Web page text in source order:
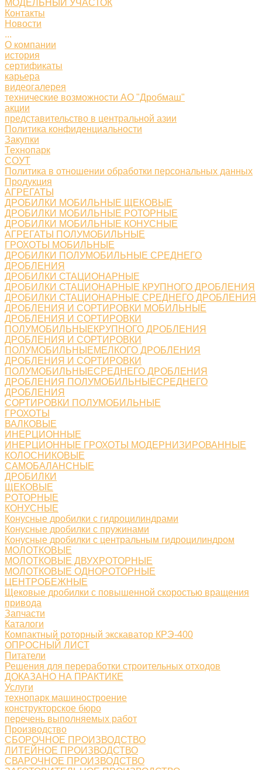
МОДЕЛЬНЫЙ УЧАСТОК
Контакты
Новости
...
О компании
история
сертификаты
карьера
видеогалерея
технические возможности АО "Дробмаш"
акции
представительство в центральной азии
Политика конфиденциальности
Закупки
Технопарк
СОУТ
Политика в отношении обработки персональных данных
Продукция
АГРЕГАТЫ
ДРОБИЛКИ МОБИЛЬНЫЕ ЩЕКОВЫЕ
ДРОБИЛКИ МОБИЛЬНЫЕ РОТОРНЫЕ
ДРОБИЛКИ МОБИЛЬНЫЕ КОНУСНЫЕ
АГРЕГАТЫ ПОЛУМОБИЛЬНЫЕ
ГРОХОТЫ МОБИЛЬНЫЕ
ДРОБИЛКИ ПОЛУМОБИЛЬНЫЕ СРЕДНЕГО
ДРОБЛЕНИЯ
ДРОБИЛКИ СТАЦИОНАРНЫЕ
ДРОБИЛКИ СТАЦИОНАРНЫЕ КРУПНОГО ДРОБЛЕНИЯ
ДРОБИЛКИ СТАЦИОНАРНЫЕ СРЕДНЕГО ДРОБЛЕНИЯ
ДРОБЛЕНИЯ И СОРТИРОВКИ МОБИЛЬНЫЕ
ДРОБЛЕНИЯ И СОРТИРОВКИ
ПОЛУМОБИЛЬНЫЕКРУПНОГО ДРОБЛЕНИЯ
ДРОБЛЕНИЯ И СОРТИРОВКИ
ПОЛУМОБИЛЬНЫЕМЕЛКОГО ДРОБЛЕНИЯ
ДРОБЛЕНИЯ И СОРТИРОВКИ
ПОЛУМОБИЛЬНЫЕСРЕДНЕГО ДРОБЛЕНИЯ
ДРОБЛЕНИЯ ПОЛУМОБИЛЬНЫЕСРЕДНЕГО
ДРОБЛЕНИЯ
СОРТИРОВКИ ПОЛУМОБИЛЬНЫЕ
ГРОХОТЫ
ВАЛКОВЫЕ
ИНЕРЦИОННЫЕ
ИНЕРЦИОННЫЕ ГРОХОТЫ МОДЕРНИЗИРОВАННЫЕ
КОЛОСНИКОВЫЕ
САМОБАЛАНСНЫЕ
ДРОБИЛКИ
ЩЕКОВЫЕ
РОТОРНЫЕ
КОНУСНЫЕ
Конусные дробилки с гидроцилиндрами
Конусные дробилки с пружинами
Конусные дробилки с центральным гидроцилиндром
МОЛОТКОВЫЕ
МОЛОТКОВЫЕ ДВУХРОТОРНЫЕ
МОЛОТКОВЫЕ ОДНОРОТОРНЫЕ
ЦЕНТРОБЕЖНЫЕ
Щековые дробилки с повышенной скоростью вращения
привода
Запчасти
Каталоги
Компактный роторный экскаватор КРЭ-400
ОПРОСНЫЙ ЛИСТ
Питатели
Решения для переработки строительных отходов
ДОКАЗАНО НА ПРАКТИКЕ
Услуги
технопарк машиностроение
конструкторское бюро
перечень выполняемых работ
Производство
СБОРОЧНОЕ ПРОИЗВОДСТВО
ЛИТЕЙНОЕ ПРОИЗВОДСТВО
СВАРОЧНОЕ ПРОИЗВОДСТВО